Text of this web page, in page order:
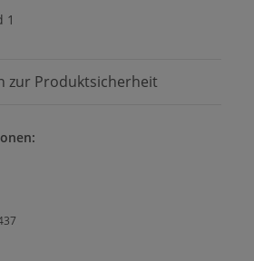
1
zur Produktsicherheit